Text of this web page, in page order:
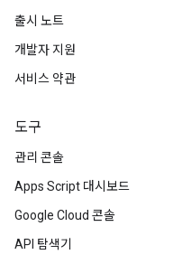
출시 노트
개발자 지원
서비스 약관
도구
관리 콘솔
Apps Script 대시보드
Google Cloud 콘솔
API 탐색기